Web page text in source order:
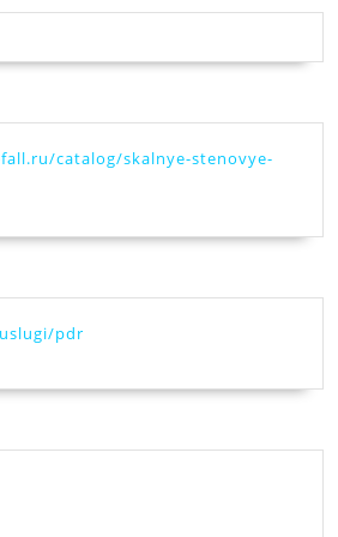
catalog/skalnye-stenovye-
pdr